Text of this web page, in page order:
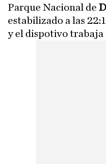
Parque Nacional de
estabilizado a las
y el dispotivo trabaja